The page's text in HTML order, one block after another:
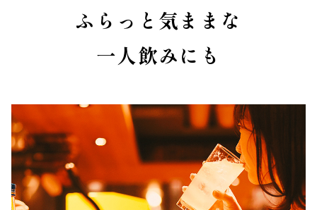
ふらっと気ままな
一人飲みにも